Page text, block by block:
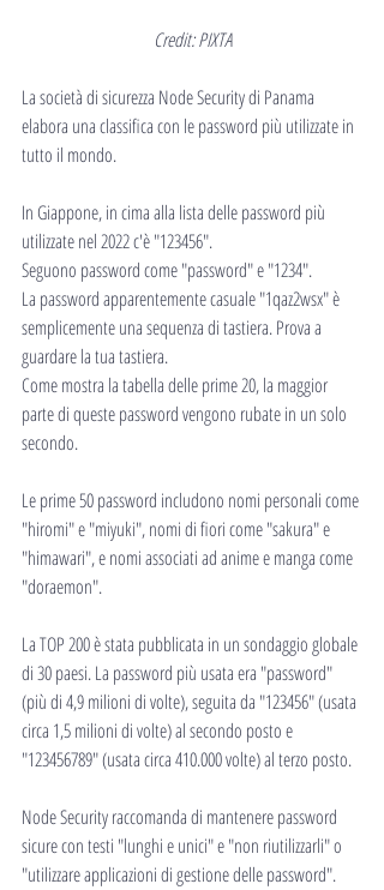
Credit: PIXTA
La società di sicurezza Node Security di Panama
elabora una classifica con le password più utilizzate in
tutto il mondo.
In Giappone, in cima alla lista delle password più
utilizzate nel 2022 c'è "123456".
Seguono password come "password" e "1234".
La password apparentemente casuale "1qaz2wsx" è
semplicemente una sequenza di tastiera. Prova a
guardare la tua tastiera.
Come mostra la tabella delle prime 20, la maggior
parte di queste password vengono rubate in un solo
secondo.
Le prime 50 password includono nomi personali come
"hiromi" e "miyuki", nomi di fiori come "sakura" e
"himawari", e nomi associati ad anime e manga come
"doraemon".
La TOP 200 è stata pubblicata in un sondaggio globale
di 30 paesi. La password più usata era "password"
(più di 4,9 milioni di volte), seguita da "123456" (usata
circa 1,5 milioni di volte) al secondo posto e
"123456789" (usata circa 410.000 volte) al terzo posto.
Node Security raccomanda di mantenere password
sicure con testi "lunghi e unici" e "non riutilizzarli" o
"utilizzare applicazioni di gestione delle password".